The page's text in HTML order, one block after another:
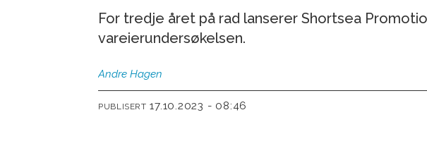
For tredje året på rad lanserer Shortsea
vareierundersøkelsen.
Andre Hagen
PUBLISERT 17.10.2023 - 08:46